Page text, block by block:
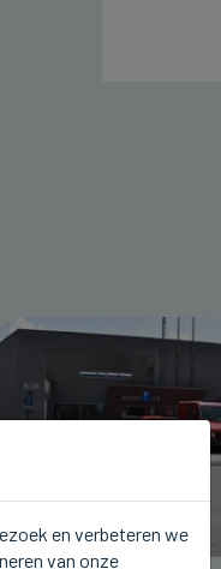
en verbeteren we
van onze